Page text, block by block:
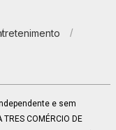
e sem
COMÉRCIO DE